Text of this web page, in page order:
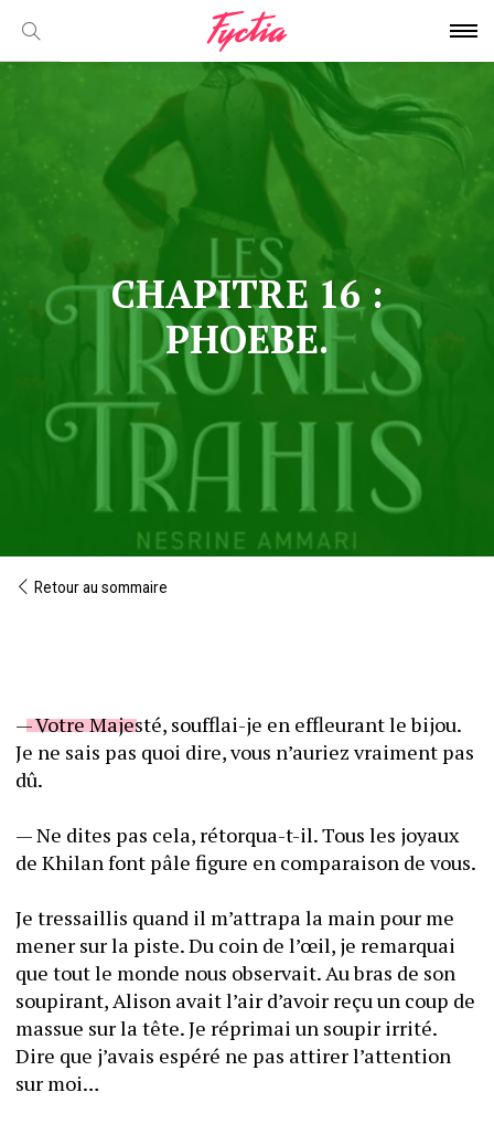
CHAPITRE 16 :
PHOEBE.
Retour au sommaire
— Votre Majesté, soufflai-je en effleurant le bijou.
Je ne sais pas quoi dire, vous n’auriez vraiment pas
— Ne dites pas cela, rétorqua-t-il. Tous les joyaux
Je tressaillis quand il m’attrapa la main pour me
mener sur la piste. Du coin de l’œil, je remarquai
que tout le monde nous observait. Au bras de son
soupirant, Alison avait l’air d’avoir reçu un coup de
massue sur la tête. Je réprimai un soupir irrité.
Dire que j’avais espéré ne pas attirer l’attention
sur moi…